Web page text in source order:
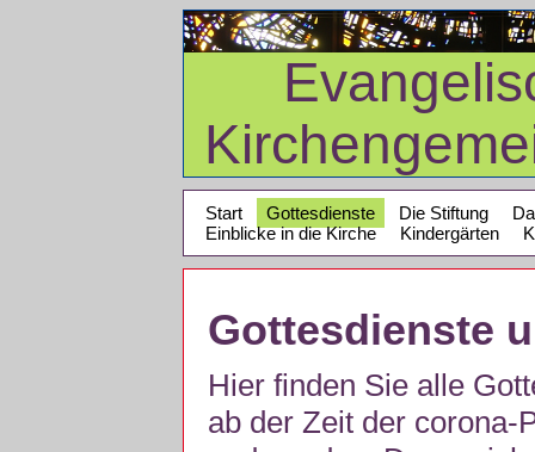
Start Gottesdienste Die Stiftung
Einblicke in die Kirche
Kindergärten
Gottesdienste
Hier finden Sie alle
ab der Zeit der corona-